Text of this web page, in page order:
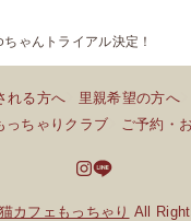
ちゃんトライアル決定！
れる方へ 里親希望の方へ
っちゃりクラブ ご予約・
カフェもっちゃり All